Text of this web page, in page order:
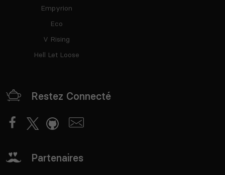
Empyrion
Eco
V Rising
Hell Let Loose
Restez Connecté
Partenaires